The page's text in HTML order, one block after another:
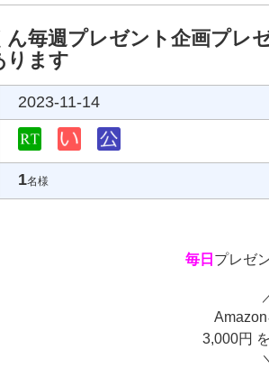
ん毎週プレゼント企画プレ
ります
2023-11-14
1名様
毎日 プレゼ
3,000円